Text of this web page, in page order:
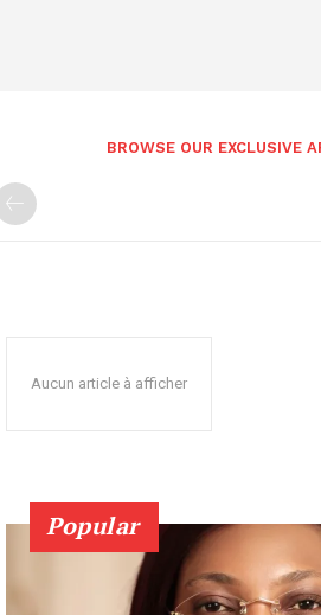
BROWSE OUR EXCLUSIVE
Aucun article à afficher
Popular